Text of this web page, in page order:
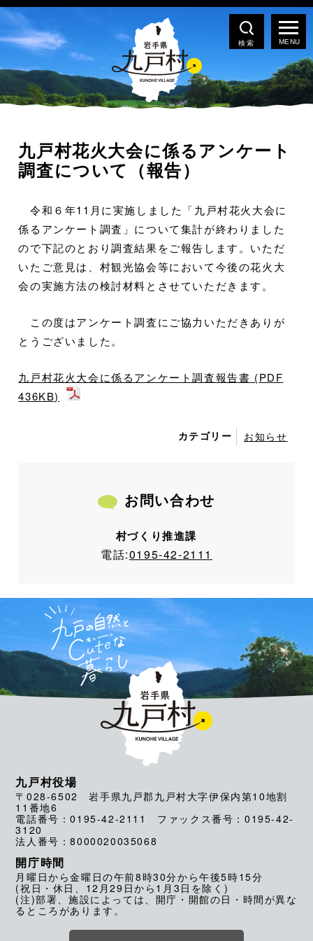
検索
九戸村花火大会に係るアンケート
調査について（報告）
令和６年11月に実施しました「九戸村花火大会に
係るアンケート調査」について集計が終わりました
ので下記のとおり調査結果をご報告します。いただ
いたご意見は、村観光協会等において今後の花火大
会の実施方法の検討材料とさせていただきます。
この度はアンケート調査にご協力いただきありが
とうございました。
九戸村花火大会に係るアンケート調査報告書 (PDF
436KB)
カテゴリー お知らせ
お問い合わせ
村づくり推進課
電話:0195-42-2111
九戸村役場
〒028-6502 岩手県九戸郡九戸村大字伊保内第10地割
11番地6
電話番号：0195-42-2111 ファックス番号：0195-42-
3120
法人番号：8000020035068
開庁時間
月曜日から金曜日の午前8時30分から午後5時15分
(祝日・休日、12月29日から1月3日を除く)
(注)部署、施設によっては、開庁・開館の日・時間が異な
るところがあります。